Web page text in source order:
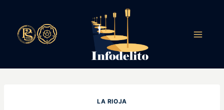
contenido
LA RIOJA